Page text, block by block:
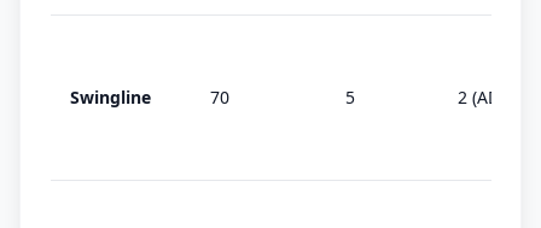
Swingline 70 5 2 (AD)